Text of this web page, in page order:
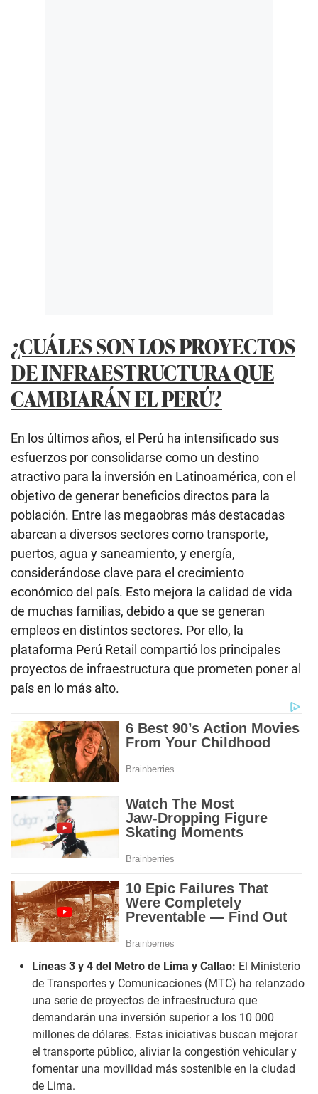
¿CUÁLES SON LOS PROYECTOS
DE INFRAESTRUCTURA QUE
CAMBIARÁN EL PERÚ?
En los últimos años, el Perú ha intensificado sus
esfuerzos por consolidarse como un destino
atractivo para la inversión en Latinoamérica, con el
objetivo de generar beneficios directos para la
población. Entre las megaobras más destacadas
abarcan a diversos sectores como transporte,
puertos, agua y saneamiento, y energía,
considerándose clave para el crecimiento
económico del país. Esto mejora la calidad de vida
de muchas familias, debido a que se generan
empleos en distintos sectores. Por ello, la
plataforma Perú Retail compartió los principales
proyectos de infraestructura que prometen poner al
país en lo más alto.
Líneas 3 y 4 del Metro de Lima y Callao: El Ministerio
de Transportes y Comunicaciones (MTC) ha relanzado
una serie de proyectos de infraestructura que
demandarán una inversión superior a los 10 000
millones de dólares. Estas iniciativas buscan mejorar
el transporte público, aliviar la congestión vehicular y
fomentar una movilidad más sostenible en la ciudad
de Lima.